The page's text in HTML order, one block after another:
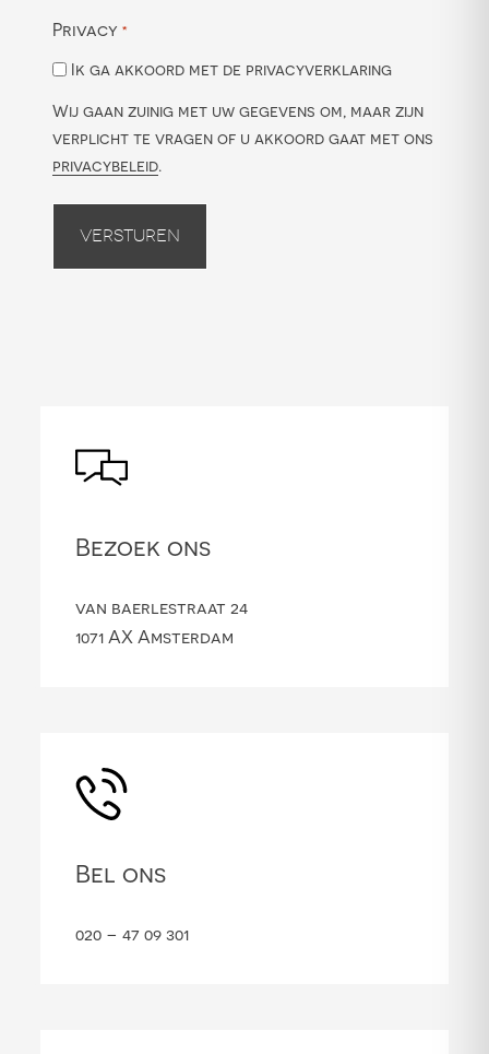
Privacy *
Ik ga akkoord met de privacyverklaring
Wij gaan zuinig met uw gegevens om, maar zijn
verplicht te vragen of u akkoord gaat met ons
privacybeleid.
Versturen
Bezoek ons
van baerlestraat 24
1071 AX Amsterdam
Bel ons
020 – 47 09 301